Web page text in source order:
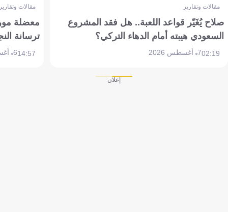
مقالات وتقارير
صلاح يُغَيّر قواعد اللعبة.. هل فقد المشروع
السعودي هيبته أمام الدهاء التركي؟
02:197 أغسطس 2026
مقالات
معضلة
ترسانة
14:576 أغسطس 2026
إعلان